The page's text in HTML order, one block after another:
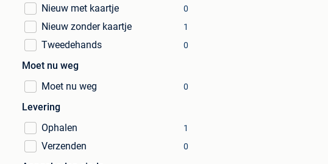
Nieuw met kaartje
0
Nieuw zonder kaartje 1
Tweedehands 0
Moet nu weg
Moet nu weg
0
Levering
Ophalen
1
Verzenden 0